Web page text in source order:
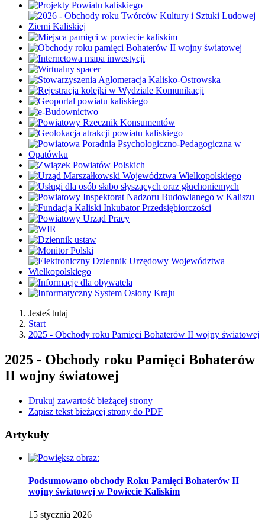
Jesteś tutaj
Start
2025 - Obchody roku Pamięci Bohaterów II wojny światowej
2025 - Obchody roku Pamięci Bohaterów
II wojny światowej
Drukuj zawartość bieżącej strony
Zapisz tekst bieżącej strony do PDF
Artykuły
Podsumowano obchody Roku Pamięci Bohaterów II
wojny światowej w Powiecie Kaliskim
15 stycznia 2026